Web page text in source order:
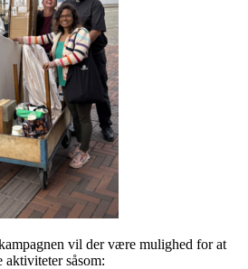
vil der være mulighed for at
aktiviteter såsom: